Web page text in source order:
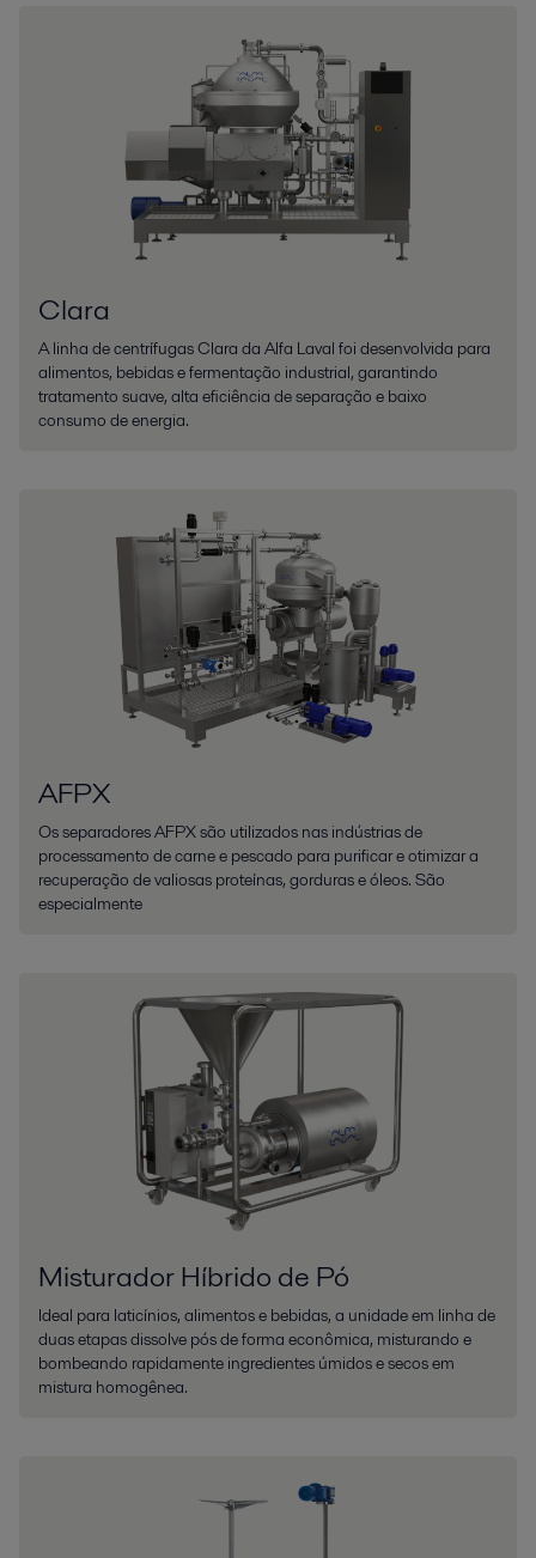
Clara
A linha de centrífugas Clara da Alfa Laval foi desenvolvida para
alimentos, bebidas e fermentação industrial, garantindo
tratamento suave, alta eficiência de separação e baixo
consumo de energia.
AFPX
Os separadores AFPX são utilizados nas indústrias de
processamento de carne e pescado para purificar e otimizar a
recuperação de valiosas proteínas, gorduras e óleos. São
especialmente
Misturador Híbrido de Pó
Ideal para laticínios, alimentos e bebidas, a unidade em linha de
duas etapas dissolve pós de forma econômica, misturando e
bombeando rapidamente ingredientes úmidos e secos em
mistura homogênea.